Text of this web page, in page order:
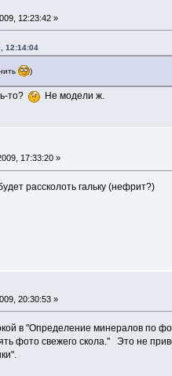
12:23:42 »
12:14:04
)
то? Не модели ж.
17:33:20 »
рассколоть гальку (нефрит?)
20:30:53 »
в "Определение минералов по
фото свежего скола." Это не